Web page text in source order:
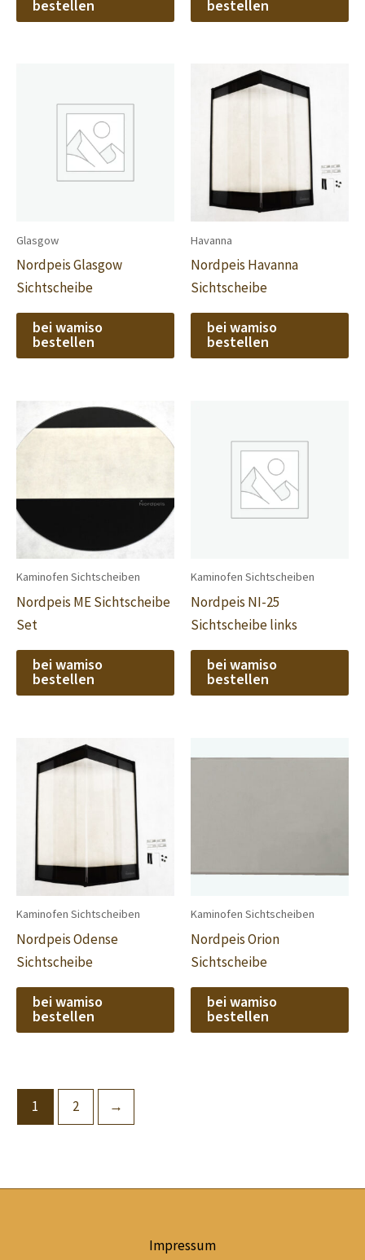
bestellen bestellen
Glasgow
Nordpeis Glasgow
Sichtscheibe
bei wamiso
bestellen
Havanna
Nordpeis Havanna
Sichtscheibe
bei wamiso
bestellen
Kaminofen Sichtscheiben
Nordpeis ME Sichtscheibe
Set
bei wamiso
bestellen
Kaminofen Sichtscheiben
Nordpeis NI-25
Sichtscheibe links
bei wamiso
bestellen
Kaminofen Sichtscheiben
Nordpeis Odense
Sichtscheibe
bei wamiso
bestellen
Kaminofen Sichtscheiben
Nordpeis Orion
Sichtscheibe
bei wamiso
bestellen
1 2 →
Impressum